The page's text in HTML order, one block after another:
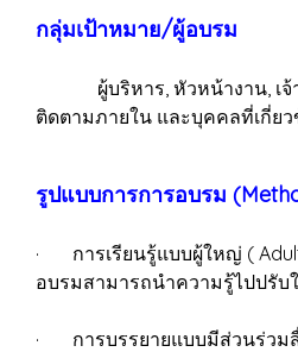
กลุ่มเป้าหมาย/ผู้อบรม
ผู้บริหาร, หัวหน้างาน, เจ้า
ติดตามภายใน และบุคคลที่เกี่ยว
รูปแบบการการอบรม
· การเรียนรู้แบบผู้ใหญ่ ( Adult
อบรมสามารถนำความรู้ไปปรับ
· การบรรยายแบบมีส่วนร่วมสื่